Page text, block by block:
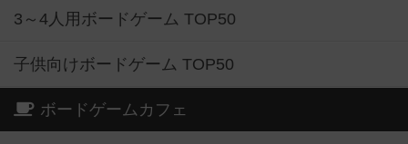
3～4人用ボードゲーム TOP50
子供向けボードゲーム TOP50
ボードゲームカフェ